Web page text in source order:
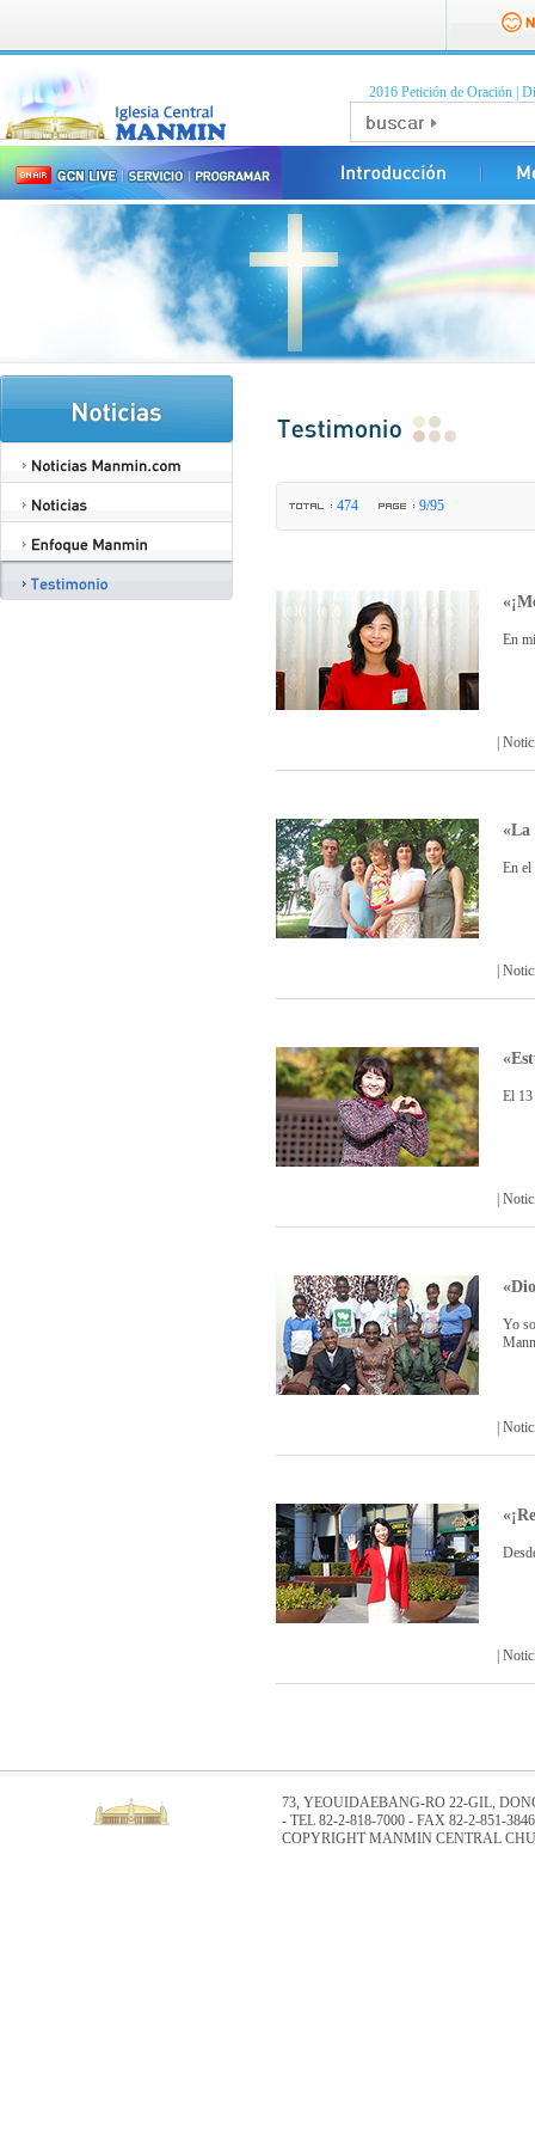
2016 Petición de Oración
474 9/95
En
|
«La
En el
|
El 13
|
Yo
|
|
73, YEOUIDAEBANG-RO 22-GIL,
- TEL 82-2-818-7000 - FAX 82-2-851-3846
COPYRIGHT MANMIN CENTRAL